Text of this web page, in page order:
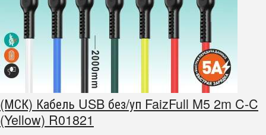
(МСК) Кабель USB без/уп FaizFull M5 2m C-C
(Yellow) R01821